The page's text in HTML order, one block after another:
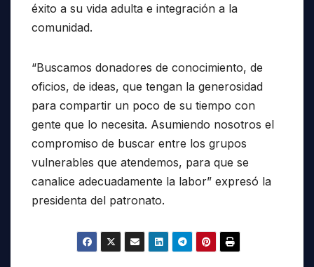
éxito a su vida adulta e integración a la
comunidad.
“Buscamos donadores de conocimiento, de
oficios, de ideas, que tengan la generosidad
para compartir un poco de su tiempo con
gente que lo necesita. Asumiendo nosotros el
compromiso de buscar entre los grupos
vulnerables que atendemos, para que se
canalice adecuadamente la labor” expresó la
presidenta del patronato.